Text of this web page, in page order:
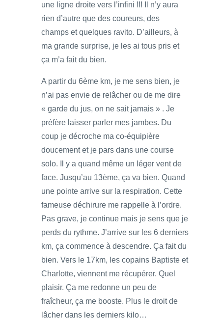
une ligne droite vers l’infini !!! Il n’y aura
rien d’autre que des coureurs, des
champs et quelques ravito. D’ailleurs, à
ma grande surprise, je les ai tous pris et
ça m’a fait du bien.
A partir du 6ème km, je me sens bien, je
n’ai pas envie de relâcher ou de me dire
« garde du jus, on ne sait jamais » . Je
préfère laisser parler mes jambes. Du
coup je décroche ma co-équipière
doucement et je pars dans une course
solo. Il y a quand même un léger vent de
face. Jusqu’au 13ème, ça va bien. Quand
une pointe arrive sur la respiration. Cette
fameuse déchirure me rappelle à l’ordre.
Pas grave, je continue mais je sens que je
perds du rythme. J’arrive sur les 6 derniers
km, ça commence à descendre. Ça fait du
bien. Vers le 17km, les copains Baptiste et
Charlotte, viennent me récupérer. Quel
plaisir. Ça me redonne un peu de
fraîcheur, ça me booste. Plus le droit de
lâcher dans les derniers kilo…